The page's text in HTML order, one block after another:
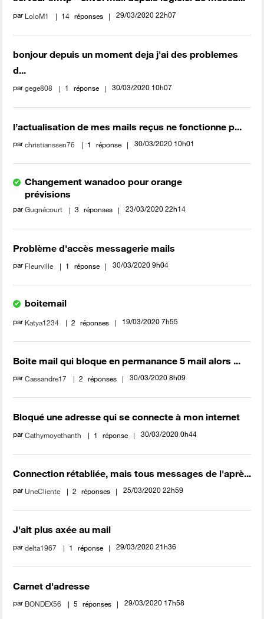
par LoloM1 14 réponses ‎29/03/2020 22h07
bonjour depuis un moment deja j'ai des problemes
d...
pargege808 1 réponse ‎30/03/2020 10h07
l’actualisation de mes mails reçus ne fonctionne p...
parchristianssen76 1 réponse ‎30/03/2020 10h01
Changement wanadoo pour orange
prévisions
parGugnécourt 3 réponses ‎23/03/2020 22h14
Problème d'accès messagerie mails
par Fleurville 1 réponse ‎30/03/2020 9h04
boitemail
par Katya1234 2 réponses ‎19/03/2020 7h55
Boite mail qui bloque en permanance 5 mail alors ...
parCassandre17 2 réponses ‎30/03/2020 8h09
Bloqué une adresse qui se connecte à mon internet
parCathymoyethanth 1 réponse ‎30/03/2020 0h44
Connection rétabliée, mais tous messages de l'aprè...
par UneCliente 2 réponses ‎25/03/2020 22h59
J'ait plus axée au mail
pardelta1967 1 réponse ‎29/03/2020 21h36
Carnet d'adresse
par BONDEX56 5 réponses ‎29/03/2020 17h58